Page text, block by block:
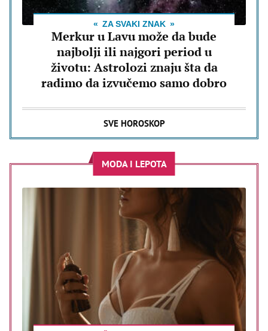
ZA SVAKI ZNAK
Merkur u Lavu može da bude
najbolji ili najgori period u
životu: Astrolozi znaju šta da
radimo da izvučemo samo dobro
SVE HOROSKOP
MODA I LEPOTA